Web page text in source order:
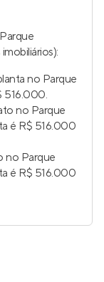
no Parque
516.000.
no Parque
é R$ 516.000
no Parque
é R$ 516.000